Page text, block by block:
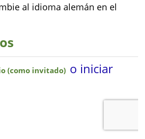
al idioma alemán en el